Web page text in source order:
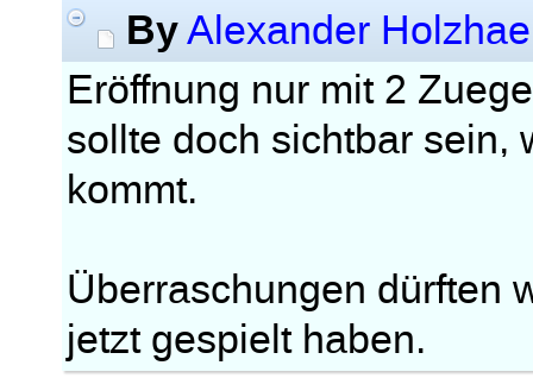
ByAlexander
Eröffnung nur mit 2
sollte doch sichtbar sein,
kommt.
Überraschungen dürften
jetzt gespielt haben.